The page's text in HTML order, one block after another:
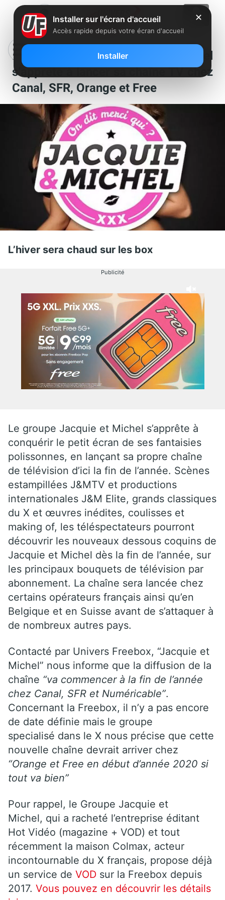
Le Groupe Jacquie et Michel
s’apprête à lancer sa chaîne TV chez
Canal, SFR, Orange et Free
L’hiver sera chaud sur les box
Publicité
Le groupe Jacquie et Michel s’apprête à
conquérir le petit écran de ses fantaisies
polissonnes, en lançant sa propre chaîne
de télévision d’ici la fin de l’année. Scènes
estampillées J&MTV et productions
internationales J&M Elite, grands classiques
du X et œuvres inédites, coulisses et
making of, les téléspectateurs pourront
découvrir les nouveaux dessous coquins de
Jacquie et Michel dès la fin de l’année, sur
les principaux bouquets de télévision par
abonnement. La chaîne sera lancée chez
certains opérateurs français ainsi qu’en
Belgique et en Suisse avant de s’attaquer à
de nombreux autres pays.
Contacté par Univers Freebox, “Jacquie et
Michel” nous informe que la diffusion de la
chaîne “va commencer à la fin de l’année
chez Canal, SFR et Numéricable”.
Concernant la Freebox, il n’y a pas encore
de date définie mais le groupe
specialisé dans le X nous précise que cette
nouvelle chaîne devrait arriver chez
“Orange et Free en début d’année 2020 si
tout va bien”
Pour rappel, le Groupe Jacquie et
Michel, qui a racheté l’entreprise éditant
Hot Vidéo (magazine + VOD) et tout
récemment la maison Colmax, acteur
incontournable du X français, propose déjà
un service de VOD sur la Freebox depuis
2017. Vous pouvez en découvrir les détails
✕
Installer sur l'écran d'accueil
Accès rapide depuis votre écran d'accueil
Installer